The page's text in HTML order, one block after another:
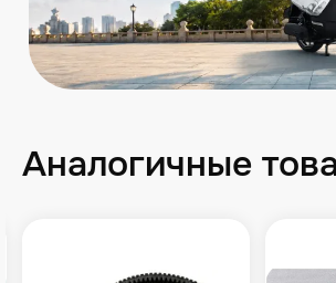
Аналогичные